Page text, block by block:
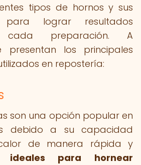
tipos de hornos y sus
para lograr resultados
preparación. A
presentan los principales
en repostería:
son una opción popular en
debido a su capacidad
de manera rápida y
ideales para hornear